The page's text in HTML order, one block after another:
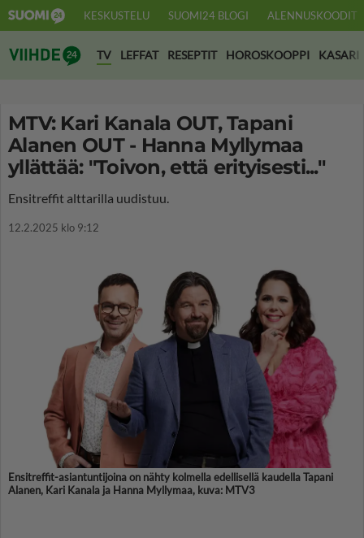
KESKUSTELU SUOMI24 BLOGI ALENNUSKOODIT
Suomi24 Viihde
TV LEFFAT RESEPTIT HOROSKOOPPI KASARI
MTV: Kari Kanala OUT, Tapani
Alanen OUT - Hanna Myllymaa
yllättää: "Toivon, että erityisesti..."
Ensitreffit alttarilla uudistuu.
12.2.2025 klo 9:12
Ensitreffit-asiantuntijoina on nähty kolmella edellisellä kaudella Tapani
Alanen, Kari Kanala ja Hanna Myllymaa, kuva: MTV3